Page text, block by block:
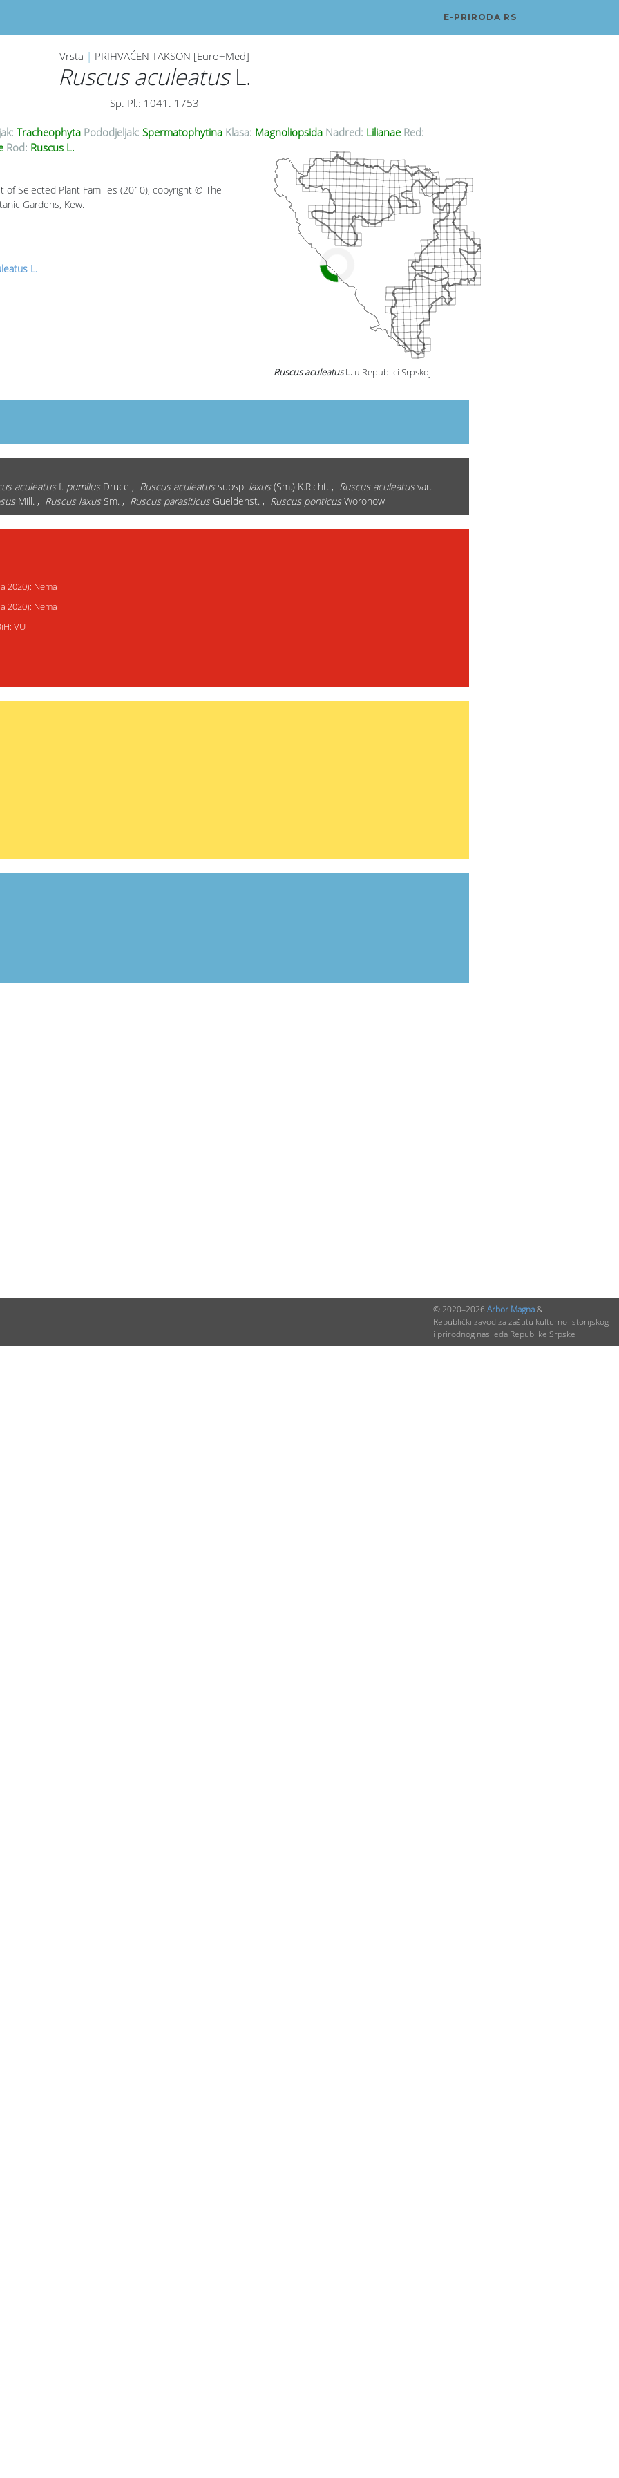
E-PRIRODA RS
Vrsta | PRIHVAĆEN TAKSON [Euro+Med]
Ruscus aculeatusL.
Sp. Pl.: 1041. 1753
Tracheophyta Pododjeljak: Spermatophytina Klasa: Magnoliopsida Nadred: Lilianae Red:
Rod: Ruscus L.
of Selected Plant Families (2010), copyright © The
Gardens, Kew.
L.
Ruscus aculeatusL. u Republici Srpskoj
aculeatusf. pumilusDruce , Ruscus aculeatussubsp. laxus(Sm.) K.Richt. , Ruscus aculeatusvar.
Mill. , Ruscus laxusSm. , Ruscus parasiticusGueldenst. , Ruscus ponticusWoronow
2020): Nema
2020): Nema
VU
© 2020–2026 Arbor Magna&
Republički zavod za zaštitu kulturno-istorijskog
i prirodnog nasljeđa Republike Srpske